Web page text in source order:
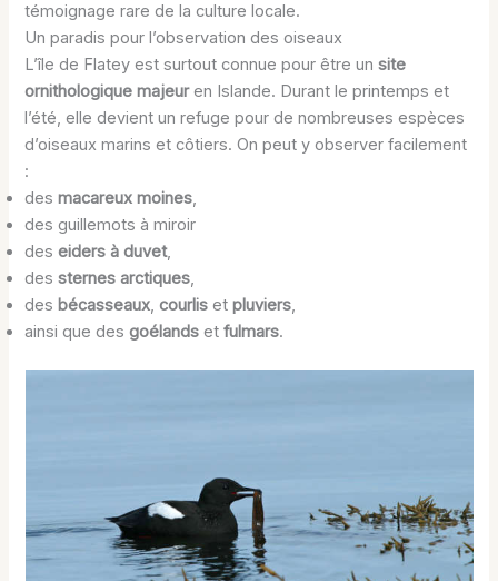
témoignage rare de la culture locale.
Un paradis pour l’observation des oiseaux
L’île de Flatey est surtout connue pour être unsite
ornithologique majeuren Islande. Durant le printemps et
l’été, elle devient un refuge pour de nombreuses espèces
d’oiseaux marins et côtiers. On peut y observer facilement
:
desmacareux moines,
des guillemots à miroir
deseiders à duvet,
dessternes arctiques,
des bécasseaux,courlis etpluviers,
ainsi que desgoélands etfulmars.